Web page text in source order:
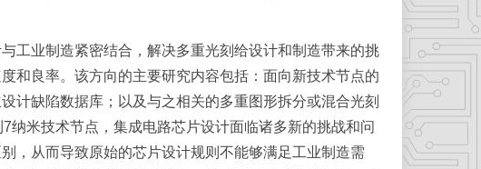
业制造紧密结合，解决多重光刻给设计和制造带来的挑
和良率。该方向的主要研究内容包括：面向新技术节点的
计缺陷数据库；以及与之相关的多重图形拆分或混合光刻
米技术节点，集成电路芯片设计面临诸多新的挑战和问
，从而导致原始的芯片设计规则不能够满足工业制造需